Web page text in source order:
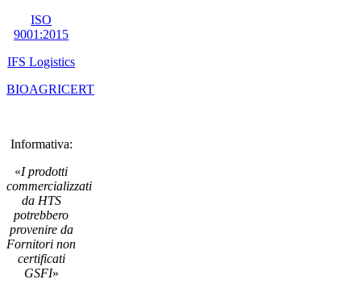
ISO
9001:2015
IFS Logistics
BIOAGRICERT
Informativa:
«I prodotti
commercializzati
da HTS
potrebbero
provenire da
Fornitori non
certificati
GSFI»